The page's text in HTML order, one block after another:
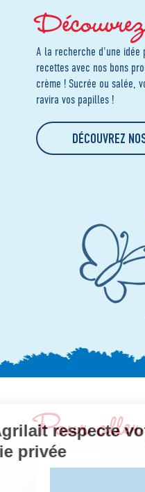
Agrilait
vie privée
A la recherche d'une idée
recettes avec nos bons
crème ! Sucrée ou salée,
ravira vos papilles !
DÉCOUVREZ
Pour